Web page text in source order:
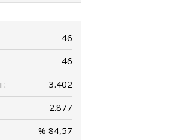
46
46
:
3.402
2.877
% 84,57